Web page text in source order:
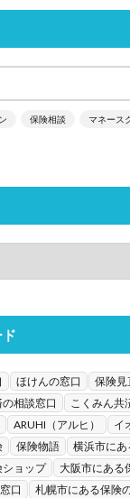
保険相談 マネース
ほけんの窓口
保険見
相談窓口
こくみん共
ARUHI（アルヒ）
イ
保険物語
横浜市にあ
ョップ
大阪市にある
口
札幌市にある保険